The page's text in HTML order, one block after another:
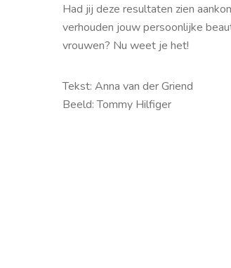
Had jij deze resultaten zien
verhouden jouw persoonlijke
vrouwen? Nu weet je het!
Tekst: Anna van der Griend
Beeld: Tommy Hilfiger